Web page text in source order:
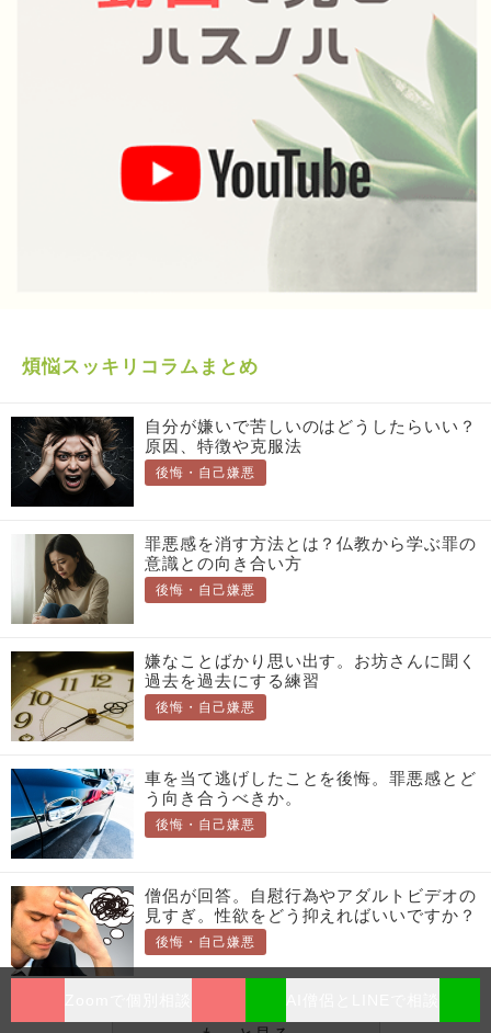
煩悩スッキリコラムまとめ
自分が嫌いで苦しいのはどうしたらいい？
原因、特徴や克服法
後悔・自己嫌悪
罪悪感を消す方法とは？仏教から学ぶ罪の
意識との向き合い方
後悔・自己嫌悪
嫌なことばかり思い出す。お坊さんに聞く
過去を過去にする練習
後悔・自己嫌悪
車を当て逃げしたことを後悔。罪悪感とど
う向き合うべきか。
後悔・自己嫌悪
僧侶が回答。自慰行為やアダルトビデオの
見すぎ。性欲をどう抑えればいいですか？
後悔・自己嫌悪